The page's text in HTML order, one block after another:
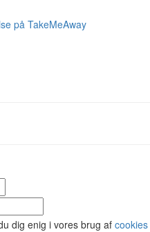
på TakeMeAway
dig enig i vores brug af cookies